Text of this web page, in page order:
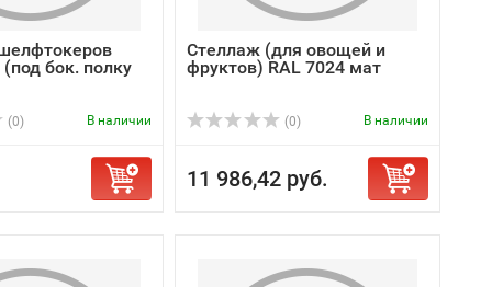
(под бок. полку
(0) В наличии
Стеллаж (для овощей и
фруктов) RAL 7024 мат
(0) В наличии
11 986,42 руб.